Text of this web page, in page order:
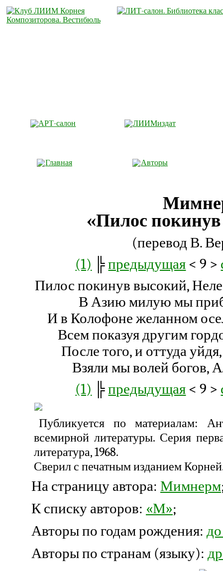
АРТ-салон ЛИИМиздат
Главная Авторы
«Пилос
(перевод В.
(1) ╠предыдущая < 9 >
Пилос покинув высокий,
В Азию милую мы
И в Колофоне желанном
Всем показуя другим
После того, и оттуда
Взяли мы волей богов,
(1) ╠предыдущая < 9 >
Публикуется по материалам:
всемирной литературы. Серия
литература, 1968.
Сверил с печатным изданием
На страницу автора: Мимнерм
К списку авторов: «М»;
Авторы по годам рождения:
Авторы по странам (языку):